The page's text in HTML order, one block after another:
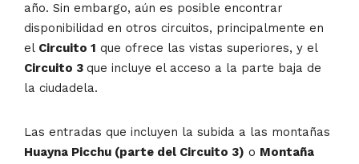
año. Sin embargo, aún es posible encontrar
disponibilidad en otros circuitos, principalmente en
el Circuito 1 que ofrece las vistas superiores, y el
Circuito 3 que incluye el acceso a la parte baja de
la ciudadela.
Las entradas que incluyen la subida a las montañas
Huayna Picchu (parte del Circuito 3) o Montaña